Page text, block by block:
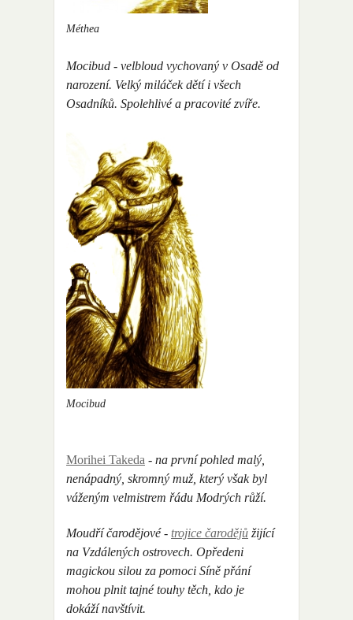
Méthea
Mocibud - velbloud vychovaný v Osadě od
narození. Velký miláček dětí i všech
Osadníků. Spolehlivé a pracovité zvíře.
Mocibud
Morihei Takeda - na první pohled malý,
nenápadný, skromný muž, který však byl
váženým velmistrem řádu Modrých růží.
Moudří čarodějové - trojice čarodějů žijící
na Vzdálených ostrovech. Opředeni
magickou silou za pomoci Síně přání
mohou plnit tajné touhy těch, kdo je
dokáží navštívit.